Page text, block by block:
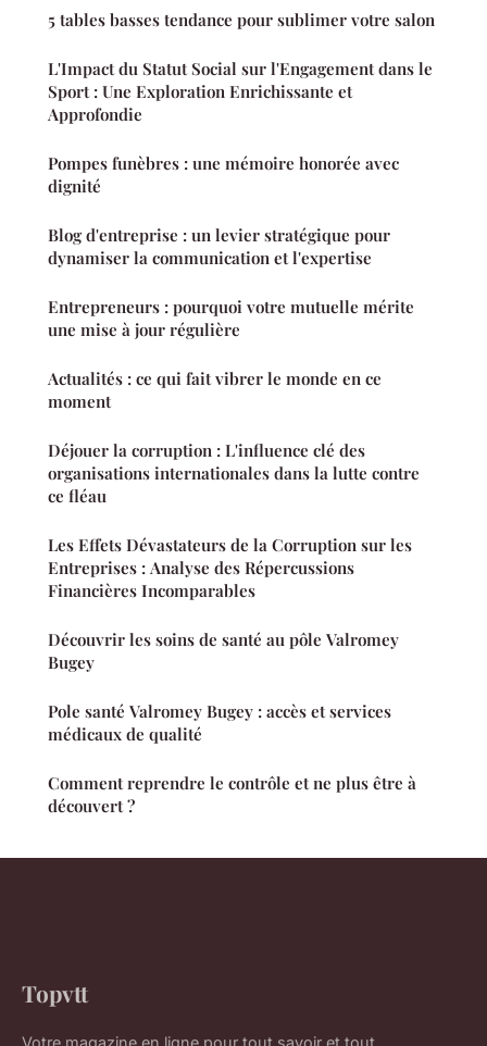
5 tables basses tendance pour sublimer votre salon
L'Impact du Statut Social sur l'Engagement dans le
Sport : Une Exploration Enrichissante et
Approfondie
Pompes funèbres : une mémoire honorée avec
dignité
Blog d'entreprise : un levier stratégique pour
dynamiser la communication et l'expertise
Entrepreneurs : pourquoi votre mutuelle mérite
une mise à jour régulière
Actualités : ce qui fait vibrer le monde en ce
moment
Déjouer la corruption : L'influence clé des
organisations internationales dans la lutte contre
ce fléau
Les Effets Dévastateurs de la Corruption sur les
Entreprises : Analyse des Répercussions
Financières Incomparables
Découvrir les soins de santé au pôle Valromey
Bugey
Pole santé Valromey Bugey : accès et services
médicaux de qualité
Comment reprendre le contrôle et ne plus être à
découvert ?
Topvtt
Votre magazine en ligne pour tout savoir et tout